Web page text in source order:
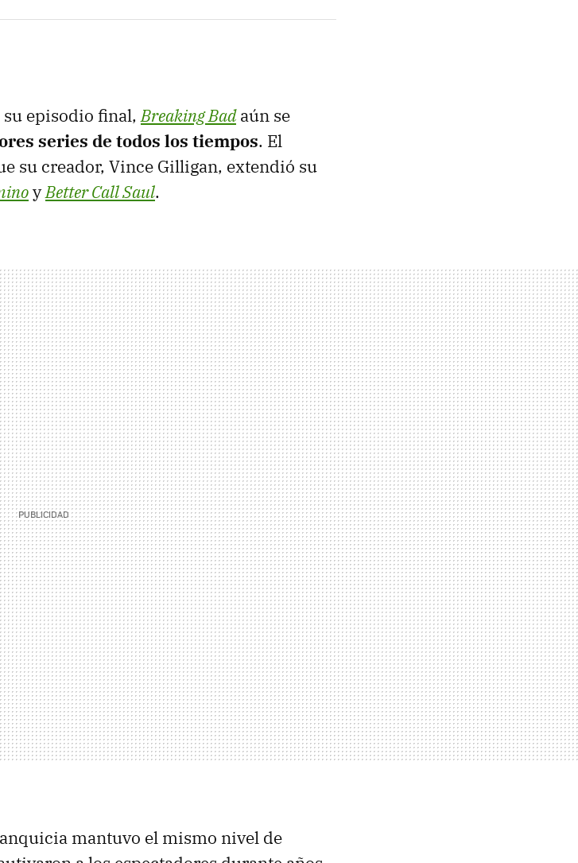
su episodio final,Breaking Badaún se
series de todos los tiempos. El
su creador, Vince Gilligan, extendió su
yBetter Call Saul.
mantuvo el mismo nivel de